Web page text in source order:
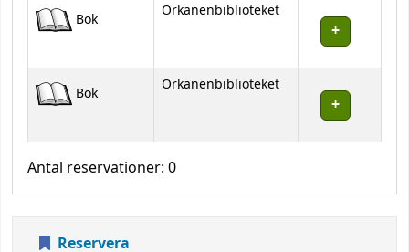
Bok Orkanenbiblioteket
Bok Orkanenbiblioteket
Antal reservationer: 0
Reservera